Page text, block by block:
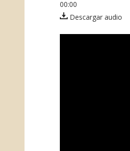
00:00
Descargar audio